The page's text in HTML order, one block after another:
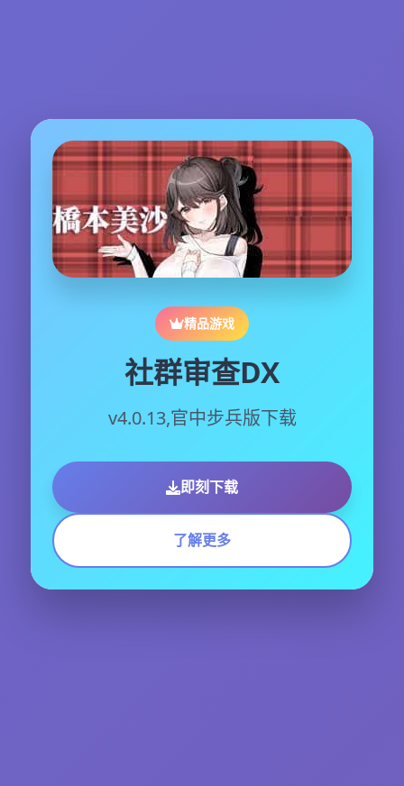
精品游戏
社群审查DX
v4.0.13,官中步兵版下载
即刻下载
了解更多